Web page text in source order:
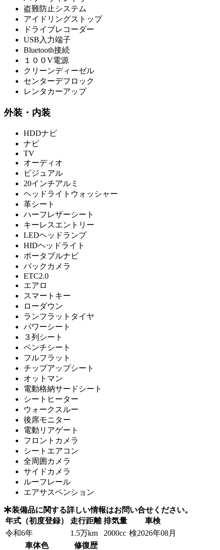
盗難防止システム
アイドリングストップ
ドライブレコーダー
USB入力端子
Bluetooth接続
１００V電源
クリーンディーゼル
センターデフロック
レンタカーアップ
外装・内装
HDDナビ
ナビ
TV
オーディオ
ビジュアル
20インチアルミ
ヘッドライトウォッシャー
革シート
ハーフレザーシート
キーレスエントリー
LEDヘッドランプ
HIDヘッドライト
ポータブルナビ
バックカメラ
ETC2.0
エアロ
スマートキー
ローダウン
ランフラットタイヤ
パワーシート
３列シート
ベンチシート
フルフラット
チップアップシート
オットマン
電動格納サードシート
シートヒーター
ウォークスルー
後席モニター
電動リアゲート
フロントカメラ
シートエアコン
全周囲カメラ
サイドカメラ
ルーフレール
エアサスペンション
装備品に関する詳しい情報はお問い合せください。
年式（初度登録） 走行距離 排気量
車検
令和6年
1.5万km 2000cc 検2026年08月
車体色
修復歴